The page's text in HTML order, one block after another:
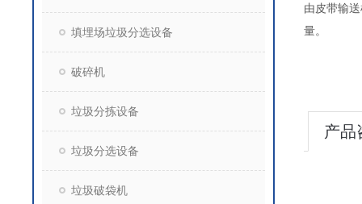
填埋场垃圾分选设备
破碎机
垃圾分拣设备
垃圾分选设备
垃圾破袋机
由皮带输
产品